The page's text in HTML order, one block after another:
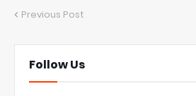
Previous Post
Follow Us